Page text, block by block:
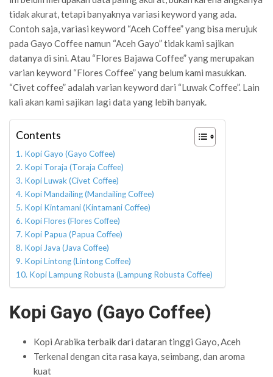
tidak akurat, tetapi banyaknya variasi keyword yang ada.
Contoh saja, variasi keyword “Aceh Coffee” yang bisa merujuk
pada Gayo Coffee namun “Aceh Gayo” tidak kami sajikan
datanya di sini. Atau “Flores Bajawa Coffee” yang merupakan
varian keyword “Flores Coffee” yang belum kami masukkan.
“Civet coffee” adalah varian keyword dari “Luwak Coffee”. Lain
kali akan kami sajikan lagi data yang lebih banyak.
Contents
Kopi Gayo (Gayo Coffee)
Kopi Toraja (Toraja Coffee)
Kopi Luwak (Civet Coffee)
Kopi Mandailing (Mandailing Coffee)
Kopi Kintamani (Kintamani Coffee)
Kopi Flores (Flores Coffee)
Kopi Papua (Papua Coffee)
Kopi Java (Java Coffee)
Kopi Lintong (Lintong Coffee)
Kopi Lampung Robusta (Lampung Robusta Coffee)
Kopi Gayo (Gayo Coffee)
Kopi Arabika terbaik dari dataran tinggi Gayo, Aceh
Terkenal dengan cita rasa kaya, seimbang, dan aroma
kuat